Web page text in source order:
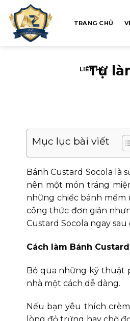
content
TRANG CHỦ
LIÊN HỆ
Tự
Mục lục bài viết
Bánh Custard Socola là
nên một món tráng
những chiếc bánh mềm
công thức đơn giản
Custard Socola ngay sau
Cách làm Bánh
Bỏ qua những kỹ thuật
nhà một cách dễ dàng.
Nếu bạn yêu thích